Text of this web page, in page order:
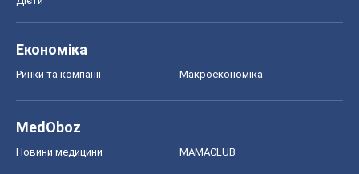
Економіка
Ринки та компанії Макроекономіка
MedOboz
Новини медицини MAMACLUB